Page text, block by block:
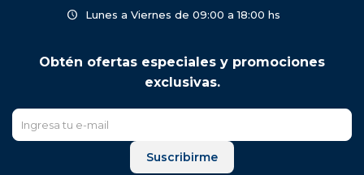
Lunes a Viernes de 09:00 a 18:00 hs
Obtén ofertas especiales y promociones
exclusivas.
Suscribirme